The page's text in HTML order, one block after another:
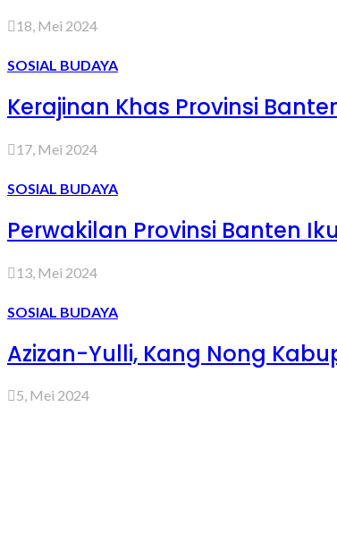
18, Mei 2024
SOSIAL BUDAYA
Kerajinan Khas Provinsi
17, Mei 2024
SOSIAL BUDAYA
Perwakilan Provinsi Banten
13, Mei 2024
SOSIAL BUDAYA
Azizan-Yulli, Kang Nong
5, Mei 2024